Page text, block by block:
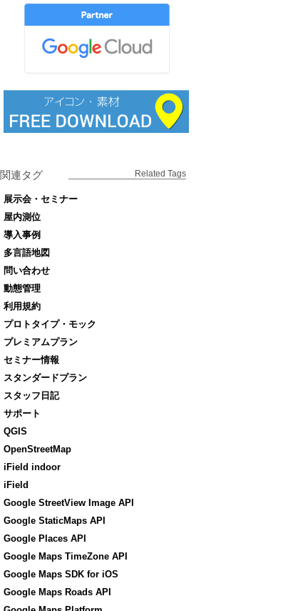
関連タグ Related Tags
展示会・セミナー
屋内測位
導入事例
多言語地図
問い合わせ
動態管理
利用規約
プロトタイプ・モック
プレミアムプラン
セミナー情報
スタンダードプラン
スタッフ日記
サポート
QGIS
OpenStreetMap
iField indoor
iField
Google StreetView Image API
Google StaticMaps API
Google Places API
Google Maps TimeZone API
Google Maps SDK for iOS
Google Maps Roads API